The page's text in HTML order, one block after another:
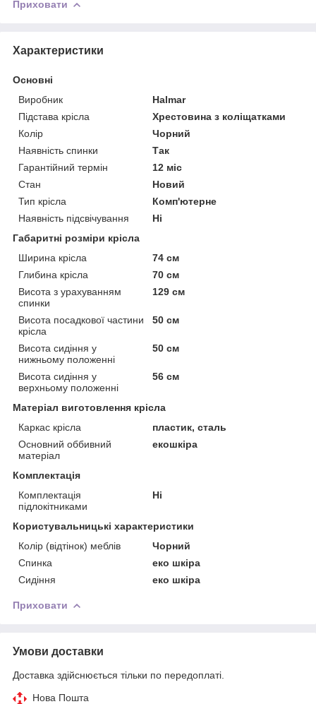
Приховати
Характеристики
Основні
Виробник
Halmar
Підстава крісла
Хрестовина з коліщатками
Колір
Чорний
Наявність спинки
Так
Гарантійний термін
12 міс
Стан
Новий
Тип крісла
Комп'ютерне
Наявність підсвічування
Ні
Габаритні розміри крісла
Ширина крісла
74 см
Глибина крісла
70 см
Висота з урахуванням
спинки
129 см
Висота посадкової частини
крісла
50 см
Висота сидіння у
нижньому положенні
50 см
Висота сидіння у
верхньому положенні
56 см
Матеріал виготовлення крісла
Каркас крісла
пластик, сталь
Основний оббивний
матеріал
екошкіра
Комплектація
Комплектація
підлокітниками
Ні
Користувальницькі характеристики
Колір (відтінок) меблів
Чорний
Спинка
еко шкіра
Сидіння
еко шкіра
Приховати
Умови доставки
Доставка здійснюється тільки по передоплаті.
Нова Пошта